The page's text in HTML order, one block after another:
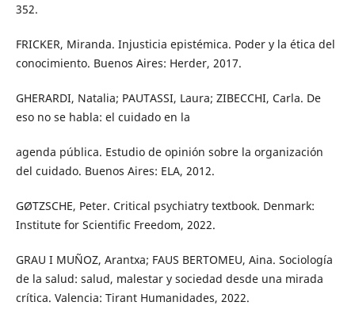
352.
FRICKER, Miranda. Injusticia epistémica. Poder y la ética del
conocimiento. Buenos Aires: Herder, 2017.
GHERARDI, Natalia; PAUTASSI, Laura; ZIBECCHI, Carla. De
eso no se habla: el cuidado en la
agenda pública. Estudio de opinión sobre la organización
del cuidado. Buenos Aires: ELA, 2012.
GØTZSCHE, Peter. Critical psychiatry textbook. Denmark:
Institute for Scientific Freedom, 2022.
GRAU I MUÑOZ, Arantxa; FAUS BERTOMEU, Aina. Sociología
de la salud: salud, malestar y sociedad desde una mirada
crítica. Valencia: Tirant Humanidades, 2022.